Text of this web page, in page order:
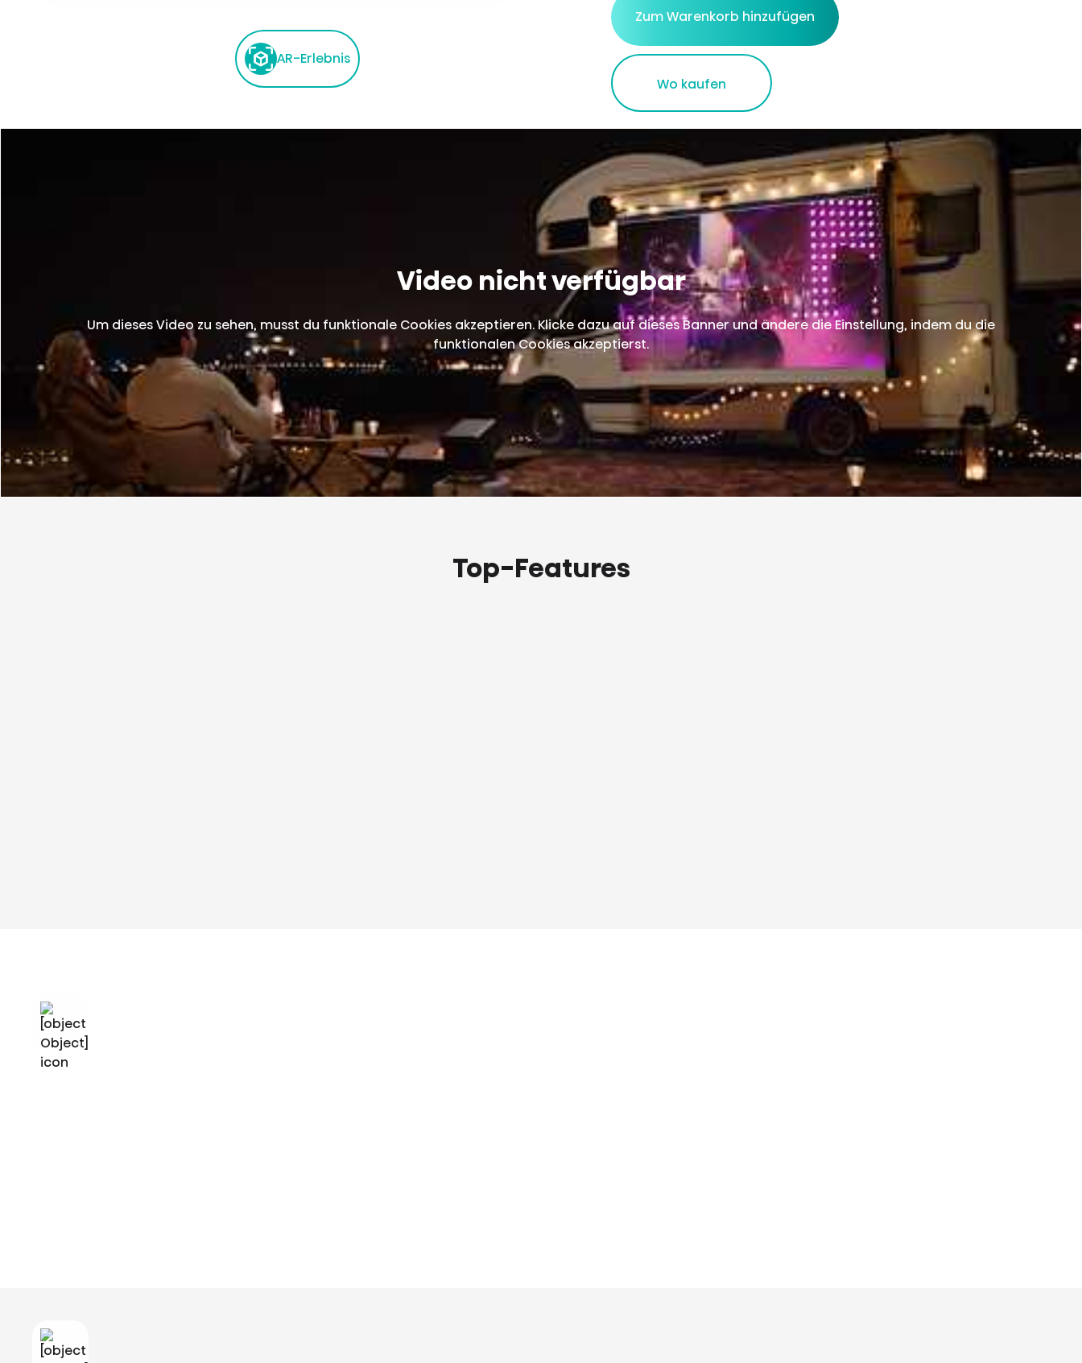
AR-Erlebnis
Zum Warenkorb hinzufügen
Wo kaufen
Video nicht verfügbar
Um dieses Video zu sehen, musst du funktionale Cookies akzeptieren. Klicke dazu auf dieses Banner und ändere die Einstellung, indem du die
funktionalen Cookies akzeptierst.
Top-Features